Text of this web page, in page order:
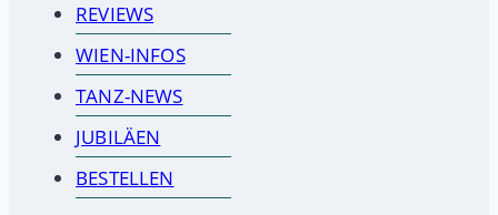
REVIEWS
WIEN-INFOS
TANZ-NEWS
JUBILÄEN
BESTELLEN